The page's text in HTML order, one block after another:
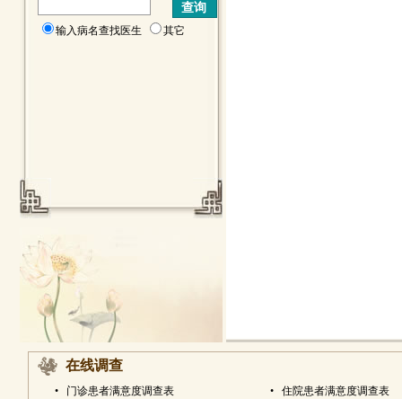
输入病名查找医生 其它
在线调查
• 门诊患者满意度调查表 • 住院患者满意度调查表